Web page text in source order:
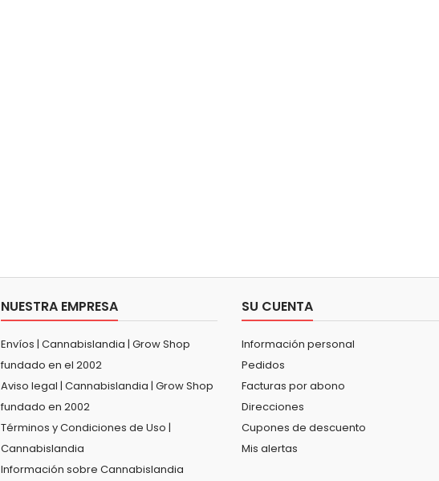
NUESTRA EMPRESA
Envíos | Cannabislandia | Grow Shop
fundado en el 2002
Aviso legal | Cannabislandia | Grow Shop
fundado en 2002
Términos y Condiciones de Uso |
Cannabislandia
Información sobre Cannabislandia
SU CUENTA
Información personal
Pedidos
Facturas por abono
Direcciones
Cupones de descuento
Mis alertas